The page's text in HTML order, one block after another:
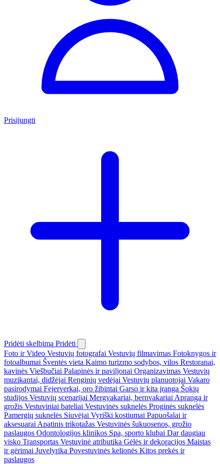
Prisijungti
Pridėti skelbimą Pridėti
Foto ir Video Vestuvių fotografai Vestuvių filmavimas Fotoknygos ir
fotoalbumai Šventės vieta Kaimo turizmo sodybos, vilos Restoranai,
kavinės Viešbučiai Palapinės ir paviljonai Organizavimas Vestuvių
muzikantai, didžėjai Renginių vedėjai Vestuvių planuotojai Vakaro
pasirodymai Fejerverkai, oro žibintai Garso ir kita įranga Šokių
studijos Vestuvių scenarijai Mergvakariai, bernvakariai Apranga ir
grožis Vestuviniai bateliai Vestuvinės suknelės Proginės suknelės
Pamergių suknelės Siuvėjai Vyriški kostiumai Papuošalai ir
aksesuarai Apatinis trikotažas Vestuvinės šukuosenos, grožio
paslaugos Odontologijos klinikos Spa, sporto klubai Dar daugiau
visko Transportas Vestuvinė atributika Gėlės ir dekoracijos Maistas
ir gėrimai Juvelyrika Povestuvinės kelionės Kitos prekės ir
paslaugos